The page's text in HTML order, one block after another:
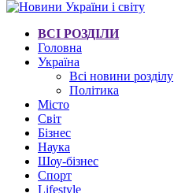
ВСІ РОЗДІЛИ
Головна
Україна
Всі новини розділу
Політика
Місто
Світ
Бізнес
Наука
Шоу-бізнес
Спорт
Lifestyle